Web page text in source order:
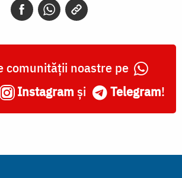
comunității noastre pe
Instagram și Telegram!